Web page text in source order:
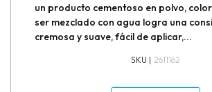
un producto cementoso en polvo,
ser mezclado con agua logra una
cremosa y suave, fácil de aplicar,...
SKU | 2611162